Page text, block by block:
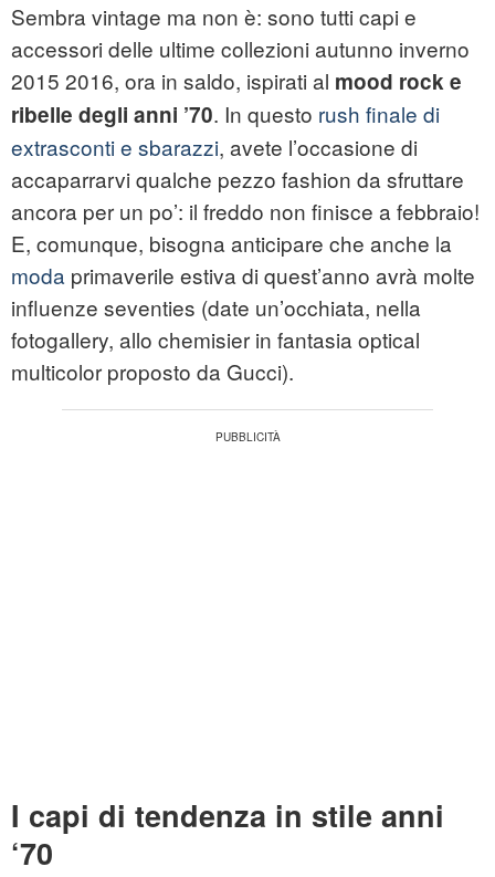
Sembra vintage ma non è: sono tutti capi e
accessori delle ultime collezioni autunno inverno
2015 2016, ora in saldo, ispirati al mood rock e
ribelle degli anni ’70. In questo rush finale di
extrasconti e sbarazzi, avete l’occasione di
accaparrarvi qualche pezzo fashion da sfruttare
ancora per un po’: il freddo non finisce a febbraio!
E, comunque, bisogna anticipare che anche la
moda primaverile estiva di quest’anno avrà molte
influenze seventies (date un’occhiata, nella
fotogallery, allo chemisier in fantasia optical
multicolor proposto da Gucci).
I capi di tendenza in stile anni
‘70